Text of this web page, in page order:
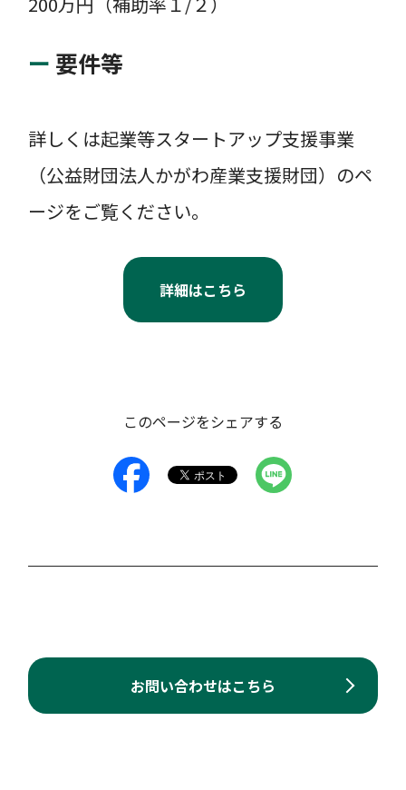
要件等
詳しくは起業等スタートアップ支援事業
（公益財団法人かがわ産業支援財団）のペ
ージをご覧ください。
詳細はこちら
このページをシェアする
お問い合わせはこちら